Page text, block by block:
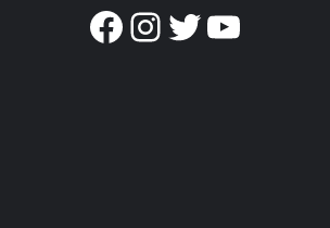
Facebook
Instagram
Twitter
YouTube